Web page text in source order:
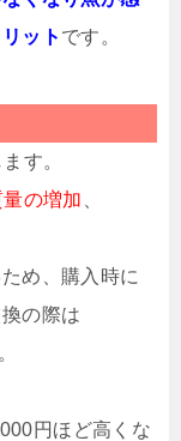
ット です。
す。
量の増加
ため、購入時に
の際は
円ほど高くな